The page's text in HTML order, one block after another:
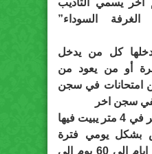
آخر يسمي التأديب
السوداء”
كل من يدخل
أو من يعود من
امتحانات في سجن
سجن اخر
الغرفة مساحتها 10 متر في 4 متر يبيت فيها
40 شخص بشكل يومي فترة
المكوث فيها ما بين 9 ايام الى 60 يوم الى